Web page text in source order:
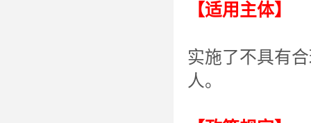
【适用主体】
实施了不具有
人。